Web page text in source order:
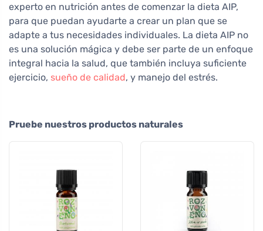
experto en nutrición antes de comenzar la dieta AIP,
para que puedan ayudarte a crear un plan que se
adapte a tus necesidades individuales. La dieta AIP no
es una solución mágica y debe ser parte de un enfoque
integral hacia la salud, que también incluya suficiente
ejercicio, sueño de calidad, y manejo del estrés.
Pruebe nuestros productos naturales